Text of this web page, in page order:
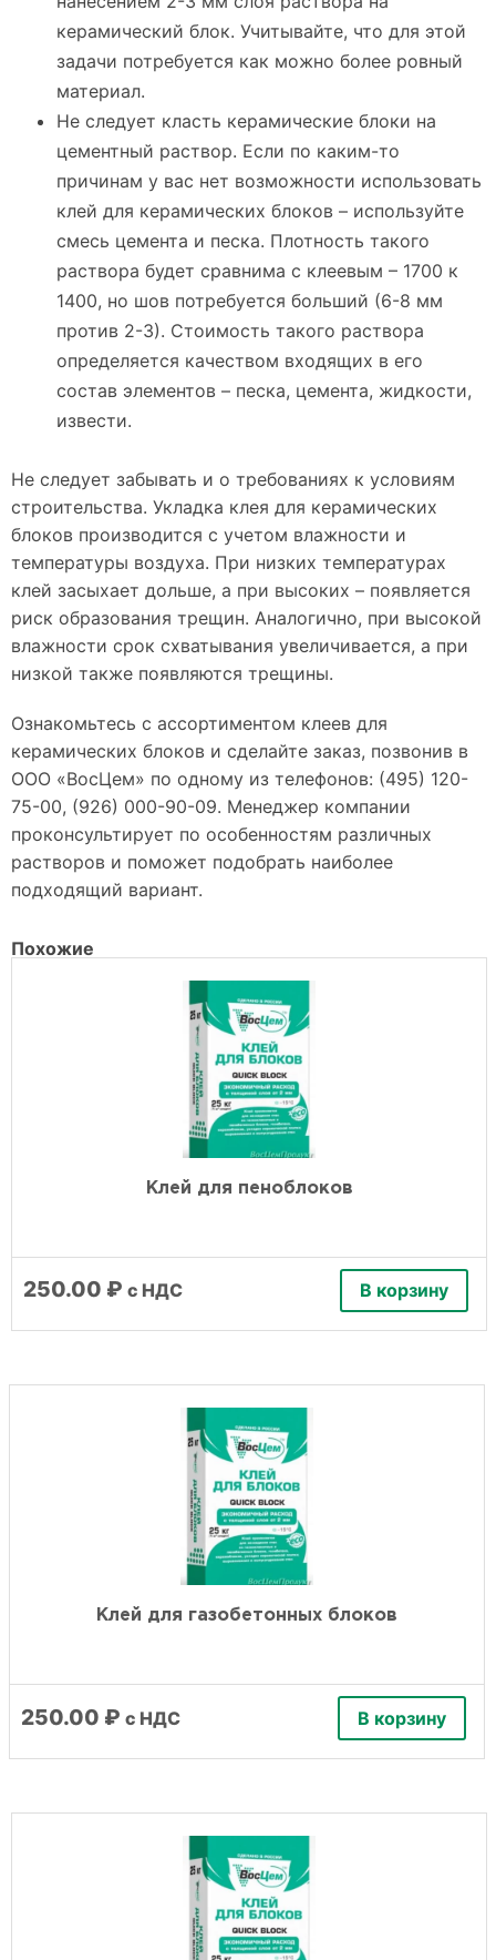
керамический блок. Учитывайте, что для этой
задачи потребуется как можно более ровный
материал.
Не следует класть керамические блоки на
цементный раствор. Если по каким-то
причинам у вас нет возможности использовать
клей для керамических блоков – используйте
смесь цемента и песка. Плотность такого
раствора будет сравнима с клеевым – 1700 к
1400, но шов потребуется больший (6-8 мм
против 2-3). Стоимость такого раствора
определяется качеством входящих в его
состав элементов – песка, цемента, жидкости,
извести.
Не следует забывать и о требованиях к условиям
строительства. Укладка клея для керамических
блоков производится с учетом влажности и
температуры воздуха. При низких температурах
клей засыхает дольше, а при высоких – появляется
риск образования трещин. Аналогично, при высокой
влажности срок схватывания увеличивается, а при
низкой также появляются трещины.
Ознакомьтесь с ассортиментом клеев для
керамических блоков и сделайте заказ, позвонив в
ООО «ВосЦем» по одному из телефонов: (495) 120-
75-00, (926) 000-90-09. Менеджер компании
проконсультирует по особенностям различных
растворов и поможет подобрать наиболее
подходящий вариант.
Похожие
Клей для пеноблоков
250.00 ₽ с НДС В корзину
Клей для газобетонных блоков
250.00 ₽ с НДС В корзину